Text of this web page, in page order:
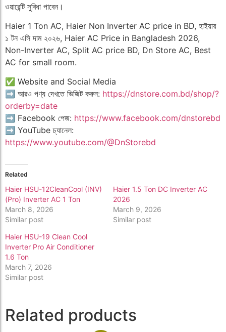
ওয়ারেন্টি সুবিধা পাবেন।
Haier 1 Ton AC, Haier Non Inverter AC price in BD, হাইয়ার
১ টন এসি দাম ২০২৬, Haier AC Price in Bangladesh 2026,
Non-Inverter AC, Split AC price BD, Dn Store AC, Best
AC for small room.
✅ Website and Social Media
➡️ আরও পণ্য দেখতে ভিজিট করুন: https://dnstore.com.bd/shop/?
orderby=date
➡️ Facebook পেজ: https://www.facebook.com/dnstorebd
➡️ YouTube চ্যানেল:
https://www.youtube.com/@DnStorebd
Related
Haier HSU-12CleanCool (INV)
(Pro) Inverter AC 1 Ton
March 8, 2026
Similar post
Haier 1.5 Ton DC Inverter AC
2026
March 9, 2026
Similar post
Haier HSU-19 Clean Cool
Inverter Pro Air Conditioner
1.6 Ton
March 7, 2026
Similar post
Related products